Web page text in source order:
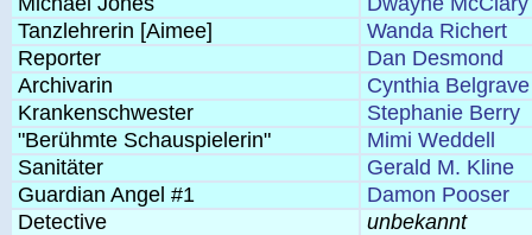
Tanzlehrerin [Aimee]
Wanda Richert
Reporter
Dan Desmond
Archivarin
Cynthia Belgrave
Krankenschwester
Stephanie Berry
"Berühmte Schauspielerin"
Mimi Weddell
Sanitäter
Gerald M. Kline
Guardian Angel #1
Damon Pooser
Detective
unbekannt